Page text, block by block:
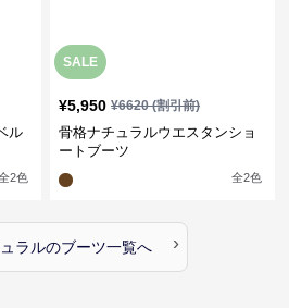
ル
2色
SALE
¥5,950 ¥6620(割引前)
骨格ナチュラルウエスタンショ
ートブーツ
全2色
ラルのブーツ一覧へ ›